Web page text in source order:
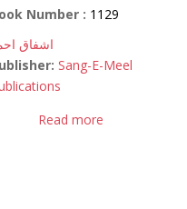
Number : 1129
اشفاق
Sang-E-Meel
Read more